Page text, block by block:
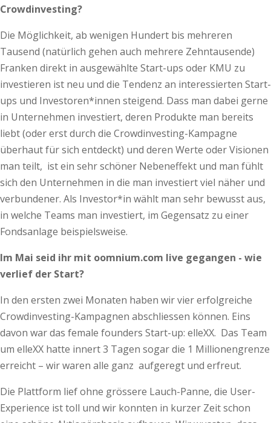
Crowdinvesting?
Die Möglichkeit, ab wenigen Hundert bis mehreren
Tausend (natürlich gehen auch mehrere Zehntausende)
Franken direkt in ausgewählte Start-ups oder KMU zu
investieren ist neu und die Tendenz an interessierten Start-
ups und Investoren*innen steigend. Dass man dabei gerne
in Unternehmen investiert, deren Produkte man bereits
liebt (oder erst durch die Crowdinvesting-Kampagne
überhaut für sich entdeckt) und deren Werte oder Visionen
man teilt, ist ein sehr schöner Nebeneffekt und man fühlt
sich den Unternehmen in die man investiert viel näher und
verbundener. Als Investor*in wählt man sehr bewusst aus,
in welche Teams man investiert, im Gegensatz zu einer
Fondsanlage beispielsweise.
Im Mai seid ihr mit oomnium.com live gegangen - wie
verlief der Start?
In den ersten zwei Monaten haben wir vier erfolgreiche
Crowdinvesting-Kampagnen abschliessen können. Eins
davon war das female founders Start-up: elleXX. Das Team
um elleXX hatte innert 3 Tagen sogar die 1 Millionengrenze
erreicht – wir waren alle ganz aufgeregt und erfreut.
Die Plattform lief ohne grössere Lauch-Panne, die User-
Experience ist toll und wir konnten in kurzer Zeit schon